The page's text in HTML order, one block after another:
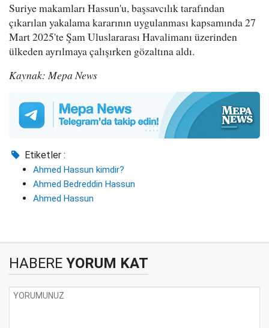
Suriye makamları Hassun'u, başsavcılık tarafından
çıkarılan yakalama kararının uygulanması kapsamında 27
Mart 2025'te Şam Uluslararası Havalimanı üzerinden
ülkeden ayrılmaya çalışırken gözaltına aldı.
Kaynak: Mepa News
Etiketler :
Ahmed Hassun kimdir?
Ahmed Bedreddin Hassun
Ahmed Hassun
HABERE YORUM KAT